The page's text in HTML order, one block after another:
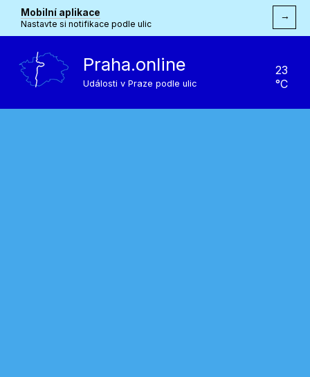
Mobilní aplikace
Nastavte si notifikace podle ulic
→
Praha.online
Události v Praze podle ulic
23
°C